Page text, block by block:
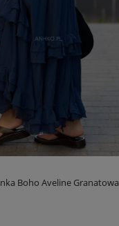
Boho Aveline Granatowa